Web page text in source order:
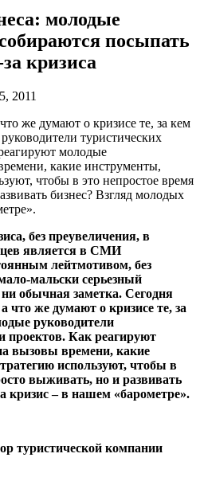
молодые
посыпать
кризиса
2011
же думают о кризисе те, за кем
туристических
молодые
какие инструменты,
чтобы в это непростое время
бизнес? Взгляд молодых
без преувеличения, в
является в СМИ
лейтмотивом, без
мальски серьезный
обычная заметка. Сегодня
же думают о кризисе те, за
руководители
проектов. Как реагируют
вызовы времени, какие
используют, чтобы в
выживать, но и развивать
кризис – в нашем «барометре».
туристической компании